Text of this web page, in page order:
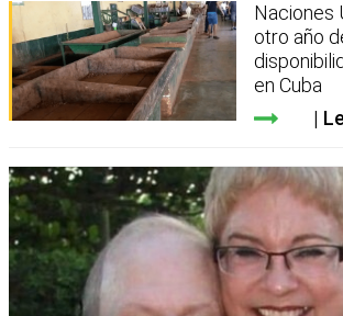
Naciones
otro año
en Cuba